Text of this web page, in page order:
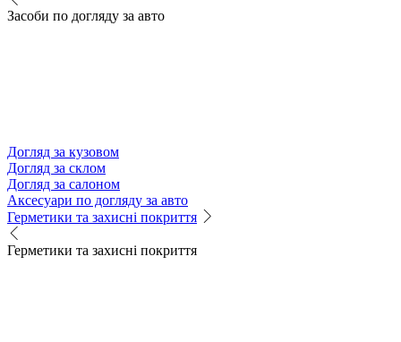
Засоби по догляду за авто
Догляд за кузовом
Догляд за склом
Догляд за салоном
Аксесуари по догляду за авто
Герметики та захисні покриття
Герметики та захисні покриття